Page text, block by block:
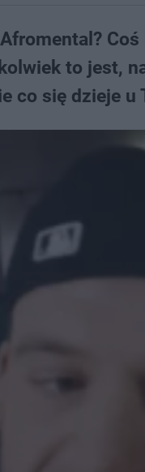
to jest,
co się dzieje u